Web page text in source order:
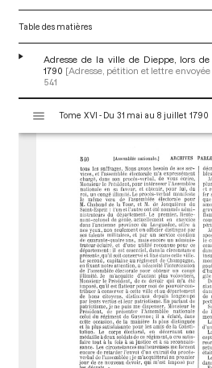
Table des matières
Adresse de la ville de Dieppe, lors
1790 [Adresse, pétition et lettre envoyée
541
s
Tome XVI - Du 31 mai au 8 juillet 1790